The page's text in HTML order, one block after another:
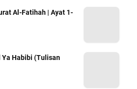
Al-Fatihah | Ayat 1-
Habibi (Tulisan